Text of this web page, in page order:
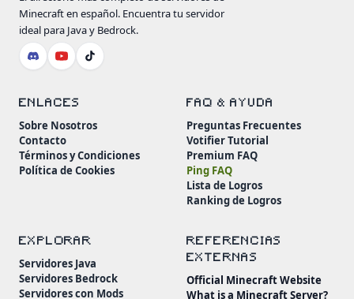
Minecraft en español. Encuentra tu servidor
ideal para Java y Bedrock.
ENLACES
Sobre Nosotros
Contacto
Términos y Condiciones
Política de Cookies
FAQ & AYUDA
Preguntas Frecuentes
Votifier Tutorial
Premium FAQ
Ping FAQ
Lista de Logros
Ranking de Logros
EXPLORAR
Servidores Java
Servidores Bedrock
Servidores con Mods
REFERENCIAS
EXTERNAS
Official Minecraft Website
What is a Minecraft Server?